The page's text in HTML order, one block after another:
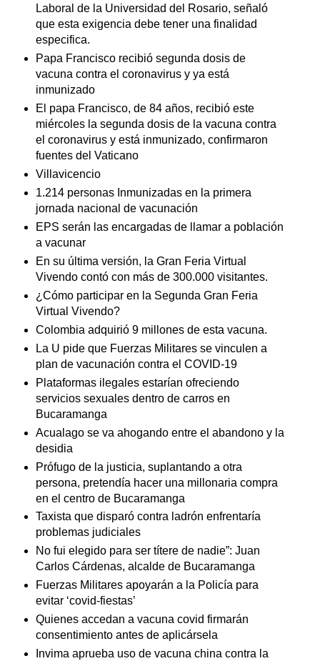
Laboral de la Universidad del Rosario, señaló
que esta exigencia debe tener una finalidad
especifica.
Papa Francisco recibió segunda dosis de
vacuna contra el coronavirus y ya está
inmunizado
El papa Francisco, de 84 años, recibió este
miércoles la segunda dosis de la vacuna contra
el coronavirus y está inmunizado, confirmaron
fuentes del Vaticano
Villavicencio
1.214 personas Inmunizadas en la primera
jornada nacional de vacunación
EPS serán las encargadas de llamar a población
a vacunar
En su última versión, la Gran Feria Virtual
Vivendo contó con más de 300.000 visitantes.
¿Cómo participar en la Segunda Gran Feria
Virtual Vivendo?
Colombia adquirió 9 millones de esta vacuna.
La U pide que Fuerzas Militares se vinculen a
plan de vacunación contra el COVID-19
Plataformas ilegales estarían ofreciendo
servicios sexuales dentro de carros en
Bucaramanga
Acualago se va ahogando entre el abandono y la
desidia
Prófugo de la justicia, suplantando a otra
persona, pretendía hacer una millonaria compra
en el centro de Bucaramanga
Taxista que disparó contra ladrón enfrentaría
problemas judiciales
No fui elegido para ser títere de nadie”: Juan
Carlos Cárdenas, alcalde de Bucaramanga
Fuerzas Militares apoyarán a la Policía para
evitar ‘covid-fiestas’
Quienes accedan a vacuna covid firmarán
consentimiento antes de aplicársela
Invima aprueba uso de vacuna china contra la